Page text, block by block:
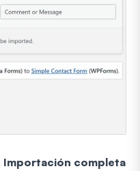
Importación completa